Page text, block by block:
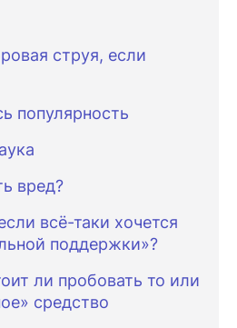
струя, если
популярность
вред?
всё-таки хочется
поддержки»?
ли пробовать то или
средство